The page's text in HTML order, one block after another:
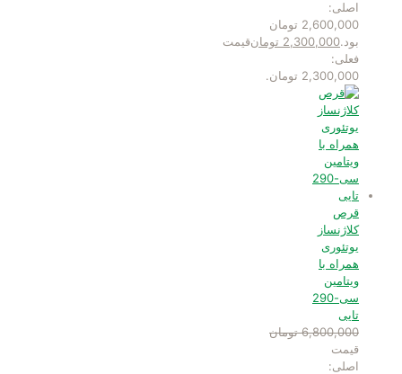
اصلی:
2,600,000 تومان
بود.2,300,000 تومانقیمت
فعلی:
2,300,000 تومان.
قرص
کلاژنساز
یوتئوری
همراه با
ویتامین
سی-290
تایی
6,800,000 تومان
قیمت
اصلی: